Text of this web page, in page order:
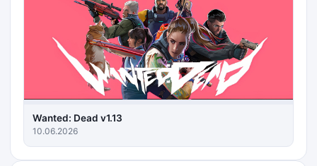
Wanted: Dead v1.13
10.06.2026